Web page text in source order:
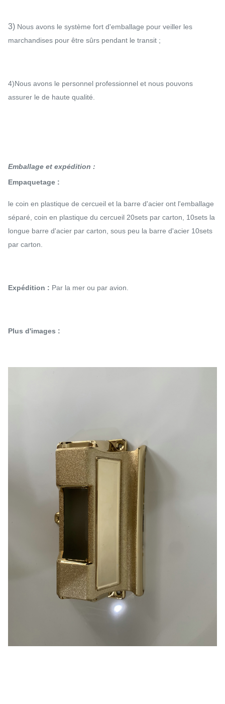
3) Nous avons le système fort d'emballage pour veiller les
marchandises pour être sûrs pendant le transit ;
4)Nous avons le personnel professionnel et nous pouvons
assurer le de haute qualité.
Emballage et expédition :
Empaquetage :
le coin en plastique de cercueil et la barre d'acier ont l'emballage
séparé, coin en plastique du cercueil 20sets par carton, 10sets la
longue barre d'acier par carton, sous peu la barre d'acier 10sets
par carton.
Expédition : Par la mer ou par avion.
Plus d'images :